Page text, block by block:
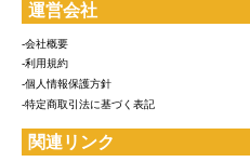
運営会社
-会社概要
-利用規約
-個人情報保護方針
-特定商取引法に基づく表記
関連リンク